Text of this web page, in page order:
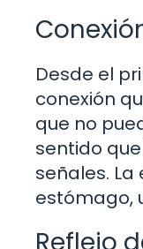
Desde el
conexión
que no
sentido
señales.
estómago,